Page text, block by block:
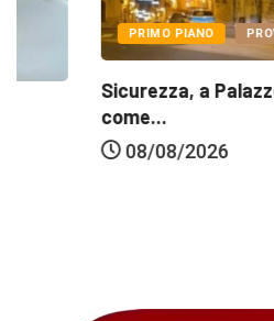
PRIMO PIANO PROVINCIA
Sicurezza, a Palazzolo
08/08/2026